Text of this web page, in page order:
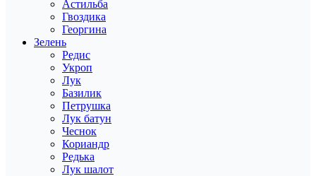
Астильба
Гвоздика
Георгина
Зелень
Редис
Укроп
Лук
Базилик
Петрушка
Лук батун
Чеснок
Кориандр
Редька
Лук шалот